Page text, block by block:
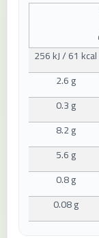
256 kJ / 61 kcal
2.6 g
0.3 g
8.2 g
5.6 g
0.8 g
0.08 g